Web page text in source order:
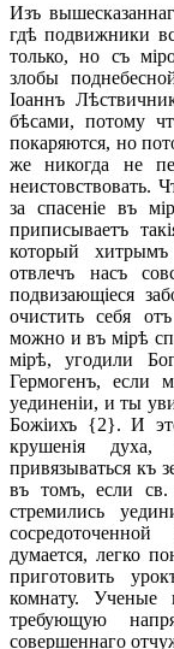
Изъ
гдѣ подвижники
только, но съ
злобы
Іоаннъ
бѣсами, потому
покаряются, но
же никогда не
неистовствовать.
за спасеніе въ
приписываетъ
который
отвлечъ насъ
подвизающіеся
очистить себя
можно и въ мірѣ
мірѣ, угодили
Гермогенъ, если
уединеніи, и ты
Божіихъ {2}. И
крушенія
привязываться къ
въ томъ, если
стремились
думается, легко
приготовить
комнату. Ученые
требующую
совершеннаго